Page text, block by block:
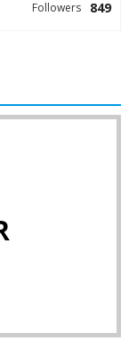
849
Followers